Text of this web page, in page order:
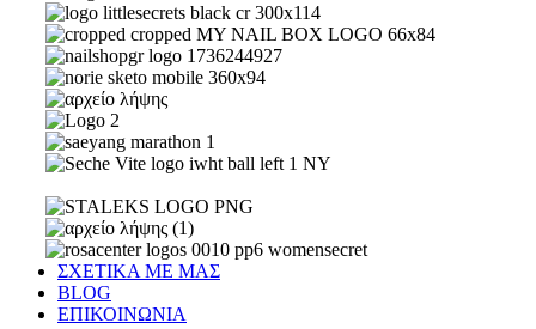
ΣΧΕΤΙΚΑ ΜΕ ΜΑΣ
BLOG
ΕΠΙΚΟΙΝΩΝΙΑ